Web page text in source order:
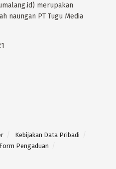
merupakan
naungan PT Tugu Media
Kebijakan Data Pribadi
Form Pengaduan